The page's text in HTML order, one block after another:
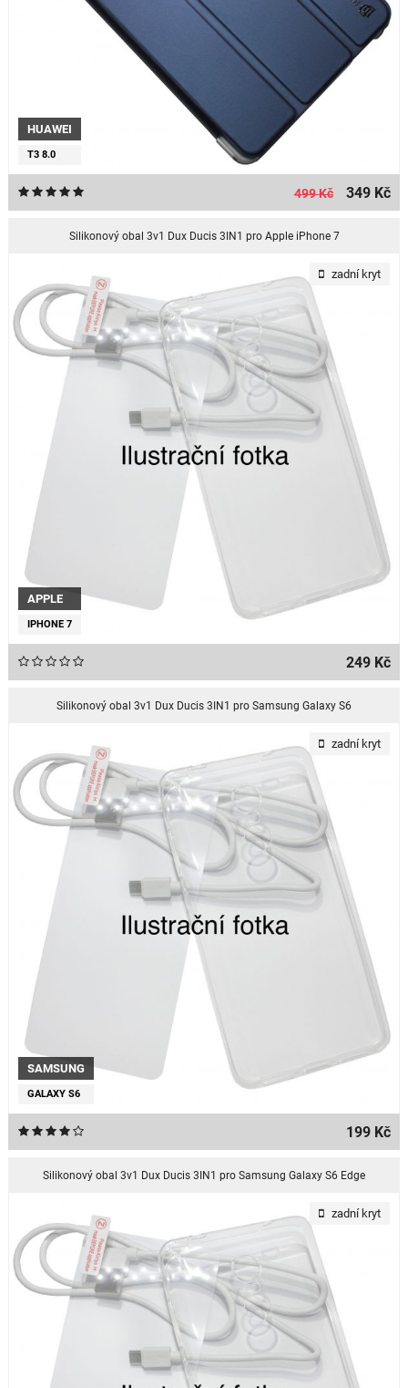
HUAWEI
T3 8.0
499 Kč 349 Kč
Silikonový obal 3v1 Dux Ducis 3IN1 pro Apple iPhone 7
APPLE
IPHONE 7
zadní kryt
249 Kč
Silikonový obal 3v1 Dux Ducis 3IN1 pro Samsung Galaxy S6
SAMSUNG
GALAXY S6
zadní kryt
199 Kč
Silikonový obal 3v1 Dux Ducis 3IN1 pro Samsung Galaxy S6 Edge
zadní kryt